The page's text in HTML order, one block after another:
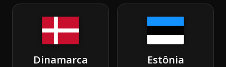
Dinamarca Estônia